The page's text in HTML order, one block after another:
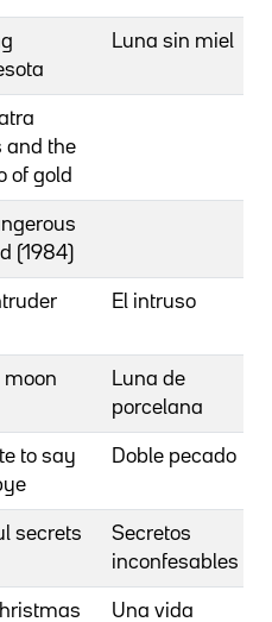
Luna sin miel
and the
of gold
(1984)
El intruso
moon
Luna de
porcelana
to say
Doble pecado
secrets
Secretos
inconfesables
Una vida